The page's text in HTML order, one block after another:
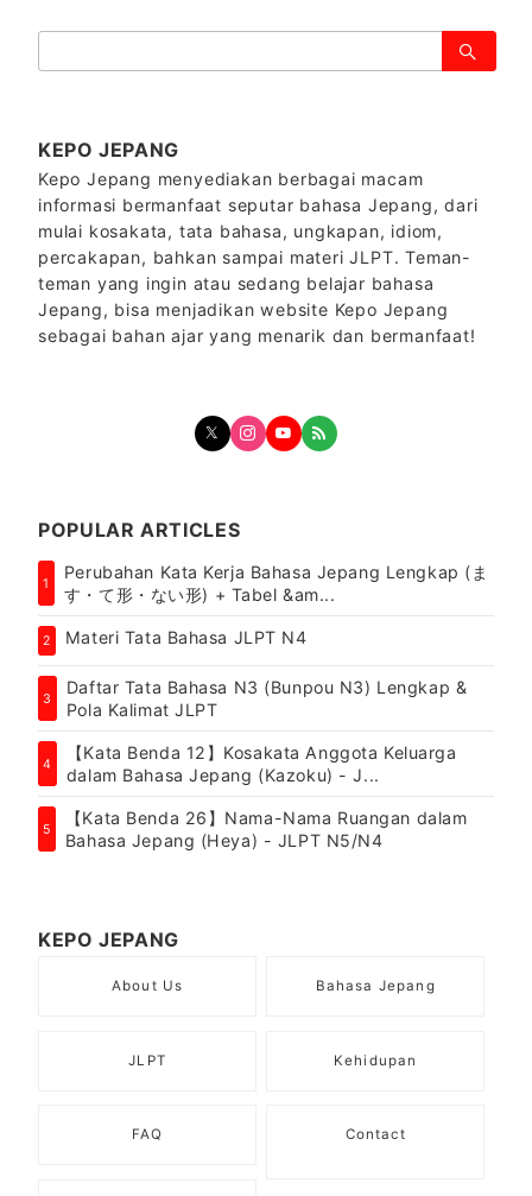
索：
KEPO JEPANG
Kepo Jepang menyediakan berbagai macam
informasi bermanfaat seputar bahasa Jepang, dari
mulai kosakata, tata bahasa, ungkapan, idiom,
percakapan, bahkan sampai materi JLPT. Teman-
teman yang ingin atau sedang belajar bahasa
Jepang, bisa menjadikan website Kepo Jepang
sebagai bahan ajar yang menarik dan bermanfaat!
POPULAR ARTICLES
1
Perubahan Kata Kerja Bahasa Jepang Lengkap (ま
す・て形・ない形) + Tabel &am...
2 Materi Tata Bahasa JLPT N4
3
Daftar Tata Bahasa N3 (Bunpou N3) Lengkap &
Pola Kalimat JLPT
4
【Kata Benda 12】Kosakata Anggota Keluarga
dalam Bahasa Jepang (Kazoku) - J...
5
【Kata Benda 26】Nama-Nama Ruangan dalam
Bahasa Jepang (Heya) - JLPT N5/N4
KEPO JEPANG
About Us Bahasa Jepang
JLPT Kehidupan
FAQ Contact